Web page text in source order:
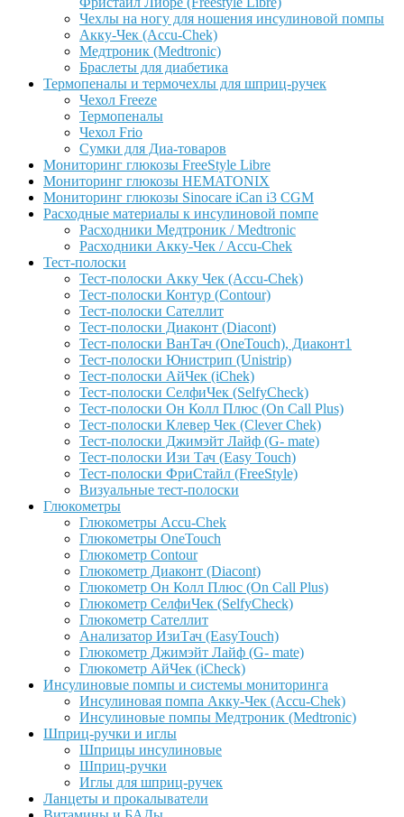
Чехлы на ногу для ношения инсулиновой помпы
Акку-Чек (Accu-Chek)
Медтроник (Medtronic)
Браслеты для диабетика
Термопеналы и термочехлы для шприц-ручек
Чехол Freeze
Термопеналы
Чехол Frio
Сумки для Диа-товаров
Мониторинг глюкозы FreeStyle Libre
Мониторинг глюкозы HEMATONIX
Мониторинг глюкозы Sinocare iCan i3 CGM
Расходные материалы к инсулиновой помпе
Расходники Медтроник / Medtronic
Расходники Акку-Чек / Accu-Chek
Тест-полоски
Тест-полоски Акку Чек (Accu-Chek)
Тест-полоски Контур (Contour)
Тест-полоски Сателлит
Тест-полоски Диаконт (Diacont)
Тест-полоски ВанТач (OneTouch), Диаконт1
Тест-полоски Юнистрип (Unistrip)
Тест-полоски АйЧек (iChek)
Тест-полоски СелфиЧек (SelfyCheck)
Тест-полоски Он Колл Плюс (On Call Plus)
Тест-полоски Клевер Чек (Clever Chek)
Тест-полоски Джимэйт Лайф (G- mate)
Тест-полоски Изи Тач (Easy Touch)
Тест-полоски ФриCтайл (FreeStyle)
Визуальные тест-полоски
Глюкометры
Глюкометры Accu-Сhek
Глюкометры OneTouch
Глюкометр Contour
Глюкометр Диаконт (Diacont)
Глюкометр Он Колл Плюс (On Call Plus)
Глюкометр СелфиЧек (SelfyCheck)
Глюкометр Сателлит
Анализатор ИзиТач (EasyTouch)
Глюкометр Джимэйт Лайф (G- mate)
Глюкометр АйЧек (iCheck)
Инсулиновые помпы и системы мониторинга
Инсулиновая помпа Акку-Чек (Accu-Chek)
Инсулиновые помпы Медтроник (Medtronic)
Шприц-ручки и иглы
Шприцы инсулиновые
Шприц-ручки
Иглы для шприц-ручек
Ланцеты и прокалыватели